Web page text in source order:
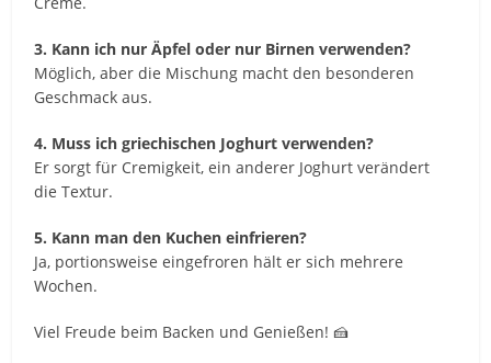
3. Kann ich nur Äpfel oder nur Birnen verwenden?
Möglich, aber die Mischung macht den besonderen
Geschmack aus.
4. Muss ich griechischen Joghurt verwenden?
Er sorgt für Cremigkeit, ein anderer Joghurt verändert
die Textur.
5. Kann man den Kuchen einfrieren?
Ja, portionsweise eingefroren hält er sich mehrere
Wochen.
Viel Freude beim Backen und Genießen! 🍰